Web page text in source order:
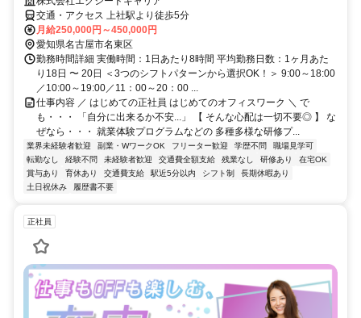
交通・アクセス 上社駅より徒歩5分
月給250,000円～450,000円
愛知県名古屋市名東区
勤務時間詳細 実働時間：1日あたり8時間 平均勤務日数：1ヶ月あた
り18日 〜 20日 ＜3つのシフトパターンから選択OK！＞ 9:00～18:00
／10:00～19:00／11：00～20：00 ...
仕事内容 ／ はじめての正社員 はじめてのオフィスワーク ＼ で
も・・・ 「自分に出来るか不安...」 【 そんな心配は一切不要◎ 】 な
ぜなら・・・ 就業体験プログラムなどの 多種多様な研修プ...
業界未経験者歓迎 副業・WワークOK フリーター歓迎 学歴不問
職場見学可
転勤なし
経験不問 未経験者歓迎 交通費全額支給 残業なし 研修あり
在宅OK
賞与あり
育休あり 交通費支給 駅近5分以内 シフト制
長期休暇あり
土日祝休み
履歴書不要
正社員